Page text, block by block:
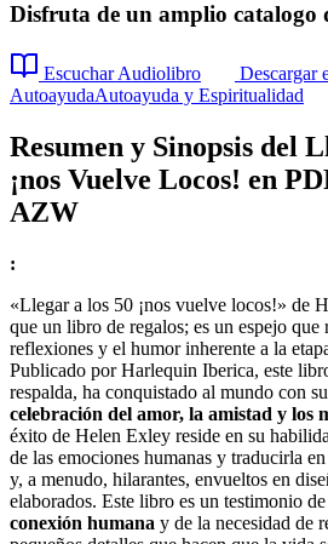
Disfruta de un amplio catalogo
Escuchar Audiolibro Descargar
AutoayudaAutoayuda y Espiritualidad
Resumen y Sinopsis del
¡nos Vuelve Locos! en
AZW
:
«Llegar a los 50 ¡nos vuelve locos!» de
que un libro de regalos; es un espejo que
reflexiones y el humor inherente a la
Publicado por Harlequin Iberica, este
respalda, ha conquistado al mundo con
celebración del amor, la amistad y los
éxito de Helen Exley reside en su
de las emociones humanas y traducirla
y, a menudo, hilarantes, envueltos en
elaborados. Este libro es un testimonio
conexión humana y de la necesidad de